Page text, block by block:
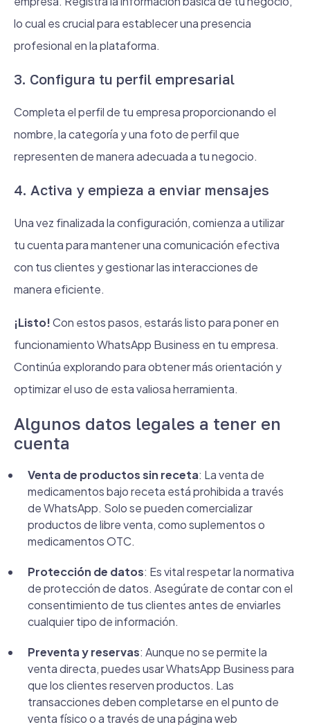
lo cual es crucial para establecer una presencia
profesional en la plataforma.
3. Configura tu perfil empresarial
Completa el perfil de tu empresa proporcionando el
nombre, la categoría y una foto de perfil que
representen de manera adecuada a tu negocio.
4. Activa y empieza a enviar mensajes
Una vez finalizada la configuración, comienza a utilizar
tu cuenta para mantener una comunicación efectiva
con tus clientes y gestionar las interacciones de
manera eficiente.
¡Listo!Con estos pasos, estarás listo para poner en
funcionamiento WhatsApp Business en tu empresa.
Continúa explorando para obtener más orientación y
optimizar el uso de esta valiosa herramienta.
Algunos datos legales a tener en
cuenta
Venta de productos sin receta: La venta de
medicamentos bajo receta está prohibida a través
de WhatsApp. Solo se pueden comercializar
productos de libre venta, como suplementos o
medicamentos OTC.
Protección de datos: Es vital respetar la normativa
de protección de datos. Asegúrate de contar con el
consentimiento de tus clientes antes de enviarles
cualquier tipo de información.
Preventa y reservas: Aunque no se permite la
venta directa, puedes usar WhatsApp Business para
que los clientes reserven productos. Las
transacciones deben completarse en el punto de
venta físico o a través de una página web